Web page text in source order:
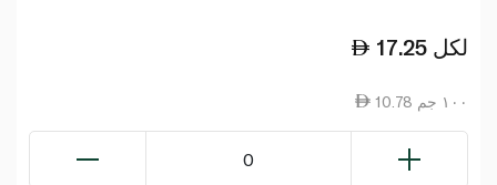
17.25 لكل
10.78 ١٠٠ جم
0